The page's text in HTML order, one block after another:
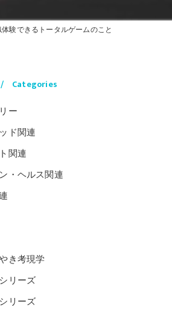
験できるトータルゲームのこと
Categories
ー
ド関連
関連
・ヘルス関連
き考現学
リーズ
リーズ